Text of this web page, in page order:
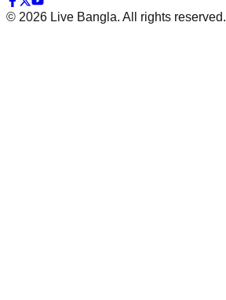
© 2026 Live Bangla. All rights reserved.